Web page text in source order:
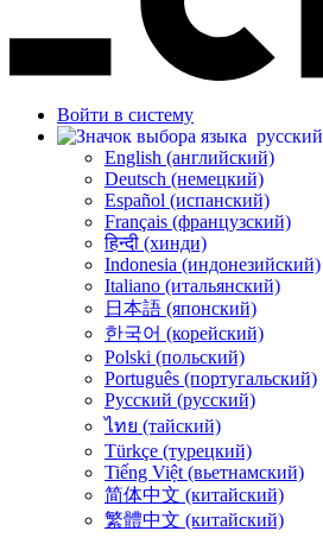
Войти в систему
русский
English (английский)
Deutsch (немецкий)
Español (испанский)
Français (французский)
हिन्दी (хинди)
Indonesia (индонезийский)
Italiano (итальянский)
日本語 (японский)
한국어 (корейский)
Polski (польский)
Português (португальский)
Русский (русский)
ไทย (тайский)
Türkçe (турецкий)
Tiếng Việt (вьетнамский)
简体中文 (китайский)
繁體中文 (китайский)